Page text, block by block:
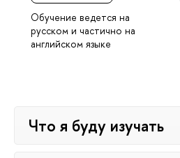
Обучение ведется на
русском и частично на
английском языке
Что я буду изучать